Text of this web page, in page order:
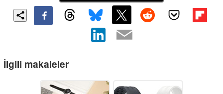
İlgili makaleler